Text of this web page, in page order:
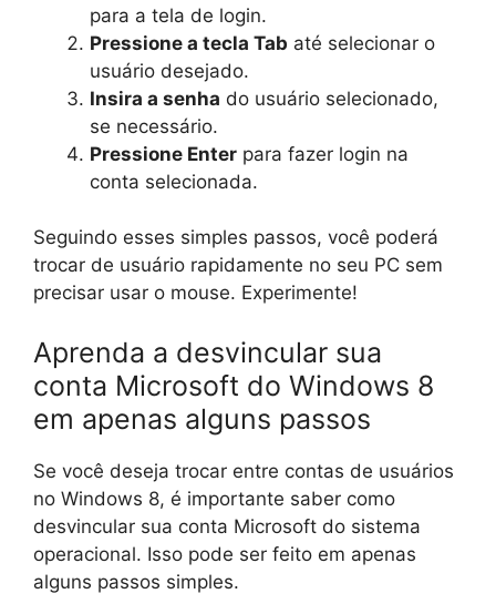
para a tela de login.
Pressione a tecla Tab até selecionar o
usuário desejado.
Insira a senha do usuário selecionado,
se necessário.
Pressione Enter para fazer login na
conta selecionada.
Seguindo esses simples passos, você poderá
trocar de usuário rapidamente no seu PC sem
precisar usar o mouse. Experimente!
Aprenda a desvincular sua
conta Microsoft do Windows 8
em apenas alguns passos
Se você deseja trocar entre contas de usuários
no Windows 8, é importante saber como
desvincular sua conta Microsoft do sistema
operacional. Isso pode ser feito em apenas
alguns passos simples.